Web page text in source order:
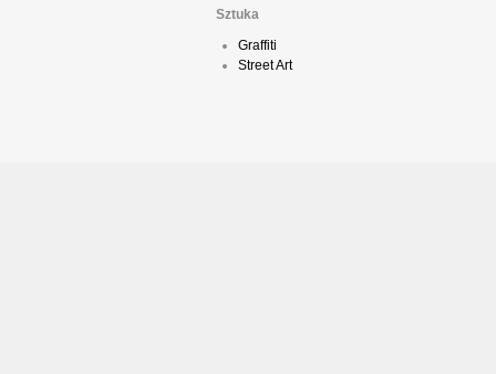
Sztuka
Graffiti
Street Art